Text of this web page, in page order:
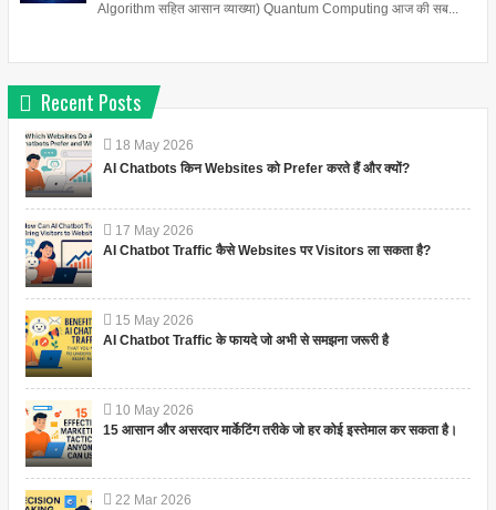
Algorithm सहित आसान व्याख्या) Quantum Computing आज की सब...
Recent Posts
18 May 2026
AI Chatbots किन Websites को Prefer करते हैं और क्यों?
17 May 2026
AI Chatbot Traffic कैसे Websites पर Visitors ला सकता है?
15 May 2026
AI Chatbot Traffic के फायदे जो अभी से समझना जरूरी है
10 May 2026
15 आसान और असरदार मार्केटिंग तरीके जो हर कोई इस्तेमाल कर सकता है।
22 Mar 2026